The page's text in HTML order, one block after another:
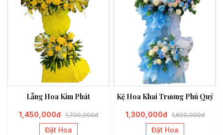
Lẵng Hoa Kim Phát
1,450,000đ 1,700,000đ
Đặt Hoa
Kệ Hoa Khai Trương Phú Quý
1,300,000đ 1,600,000đ
Đặt Hoa